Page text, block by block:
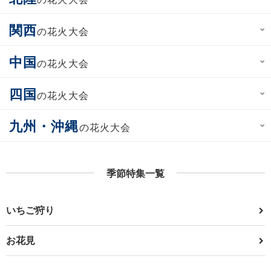
関西の花火大会
中国の花火大会
四国の花火大会
九州・沖縄の花火大会
季節特集一覧
いちご狩り
お花見